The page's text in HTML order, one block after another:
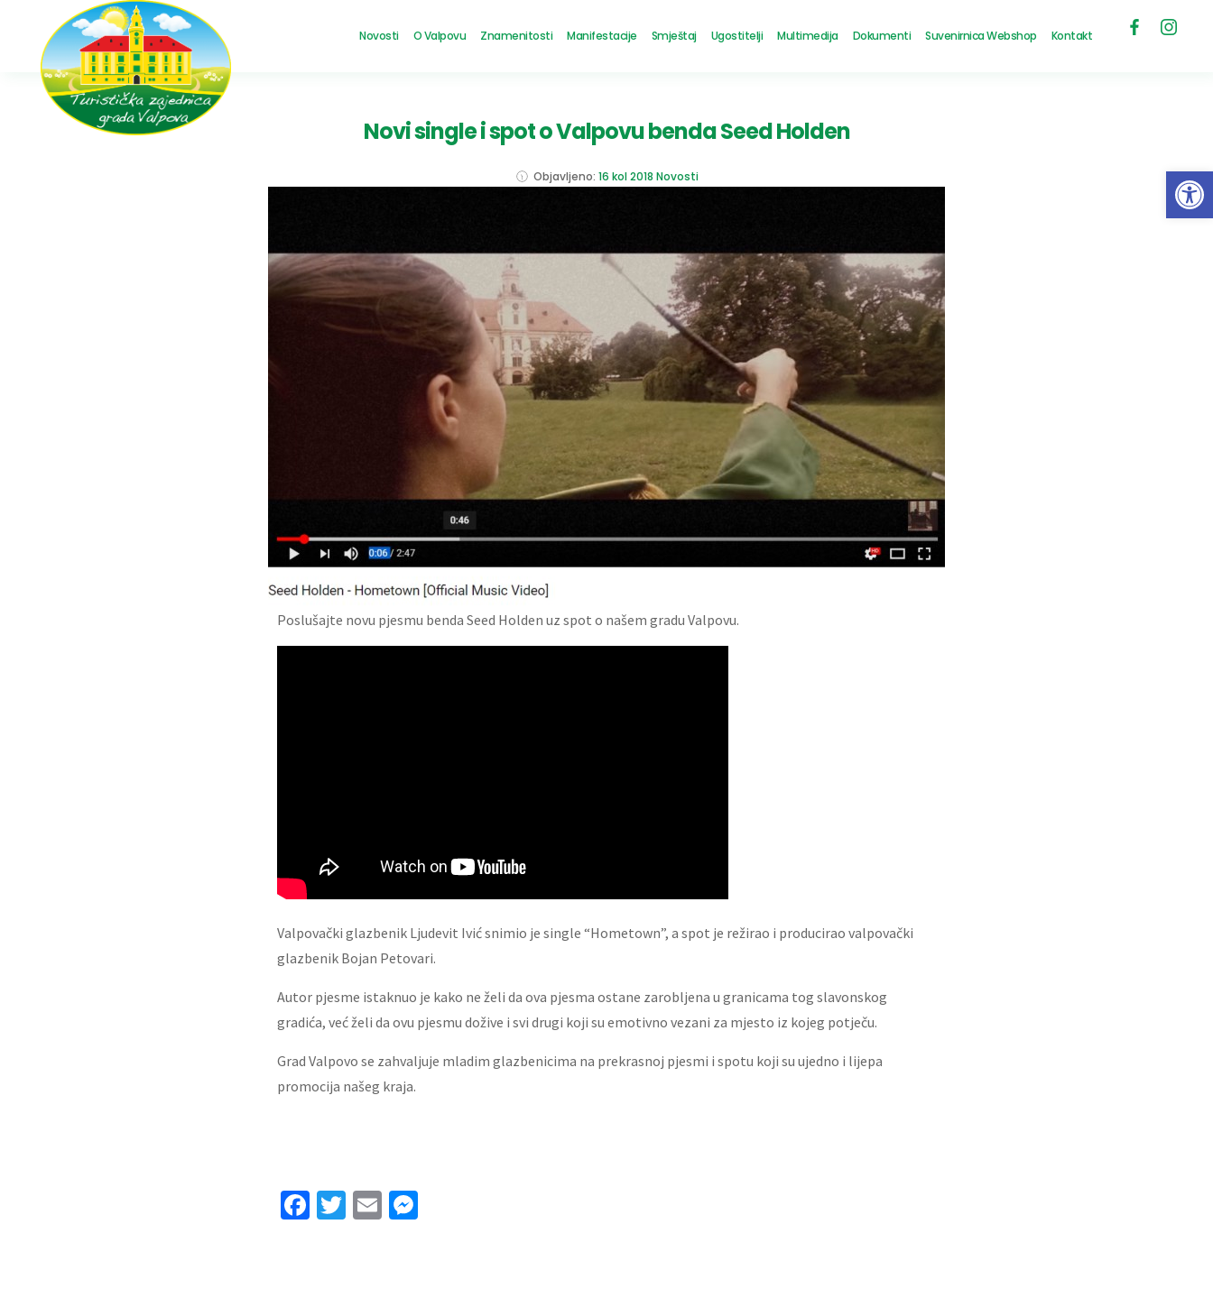
Novosti O Valpovu Znamenitosti Manifestacije Smještaj Ugostitelji Multimedija Dokumenti Suvenirnica Webshop Kontakt
Novi single i spot o Valpovu benda Seed Holden
Objavljeno: 16 kol 2018 Novosti
Poslušajte novu pjesmu benda Seed Holden uz spot o našem gradu Valpovu.
Valpovački glazbenik Ljudevit Ivić snimio je single “Hometown”, a spot je režirao i producirao valpovački
glazbenik Bojan Petovari.
Autor pjesme istaknuo je kako ne želi da ova pjesma ostane zarobljena u granicama tog slavonskog
gradića, već želi da ovu pjesmu dožive i svi drugi koji su emotivno vezani za mjesto iz kojeg potječu.
Grad Valpovo se zahvaljuje mladim glazbenicima na prekrasnoj pjesmi i spotu koji su ujedno i lijepa
promocija našeg kraja.
Facebook
Twitter
Email